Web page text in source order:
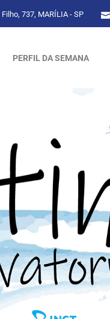
737, MARÍLIA - SP
PERFIL DA SEMANA